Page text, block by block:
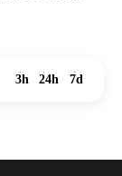
3h 24h 7d